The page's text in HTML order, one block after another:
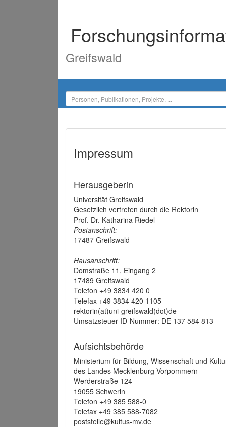
Greifswald
Impressum
Herausgeberin
Universität Greifswald
Gesetzlich vertreten durch die Rektorin
Prof. Dr. Katharina Riedel
Postanschrift:
17487 Greifswald
Hausanschrift:
Domstraße 11, Eingang 2
17489 Greifswald
Telefon +49 3834 420 0
Telefax +49 3834 420 1105
rektorin(at)uni-greifswald(dot)de
Umsatzsteuer-ID-Nummer: DE 137 584 813
Aufsichtsbehörde
Ministerium für Bildung, Wissenschaft und
des Landes Mecklenburg-Vorpommern
Werderstraße 124
19055 Schwerin
Telefon +49 385 588-0
Telefax +49 385 588-7082
poststelle@kultus-mv.de